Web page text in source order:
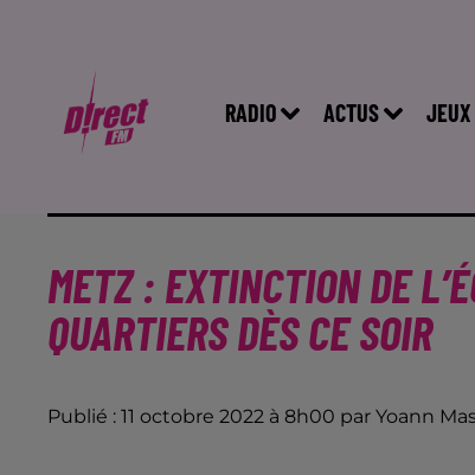
RADIO ACTUS JEUX
METZ : EXTINCTION DE
QUARTIERS DÈS CE SOIR
Publié : 11 octobre 2022 à 8h00 par Yoann